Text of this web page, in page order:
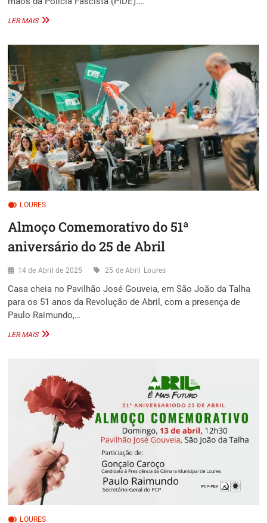
LER MAISROMAGEM
ANOS
ASSASSINATO
DE
ALEX!
LOURES
Almoço Comemorativo do 51ª
aniversário do 25 de Abril
14 de Abril de 2025 25 de Abril Loures
Casa cheia no Pavilhão José Gouveia, em São João da Talha
para os 51 anos da Revolução de Abril, com a presença de
Paulo Raimundo,…
LER MAISALMOÇO
ANIVERSÁRIO
DO
25
DE
ABRIL
LOURES